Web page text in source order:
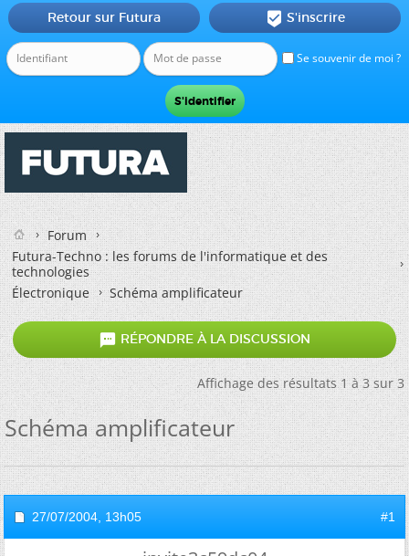
Se souvenir de moi ?
Retour sur Futura  S'inscrire
Forum
Futura-Techno : les forums de l'informatique et des
technologies
Électronique
Schéma amplificateur
 RÉPONDRE À LA DISCUSSION
Affichage des résultats 1 à 3 sur 3
Schéma amplificateur
27/07/2004, 13h05 #1